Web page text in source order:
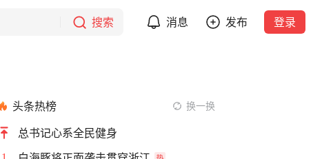
搜索 消息 发布 登录
头条热榜 换一换
总书记心系全民健身